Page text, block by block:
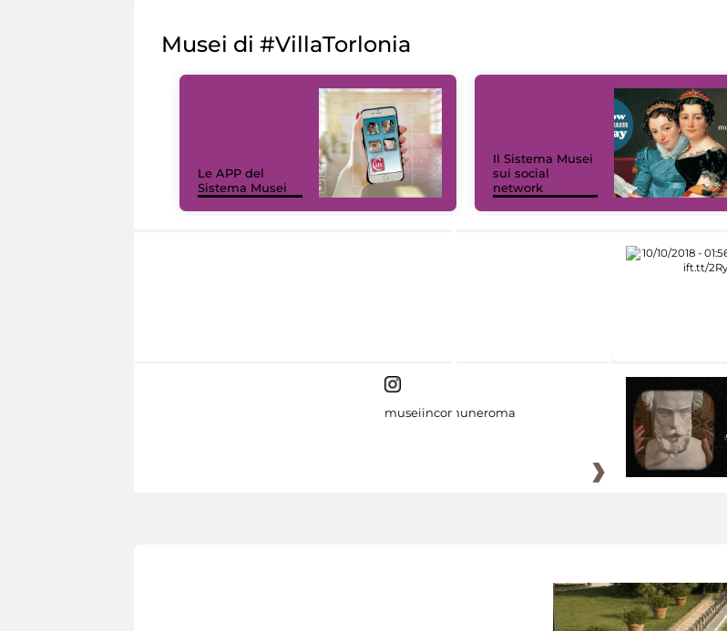
Musei di #VillaTorlonia
Le APP del
Sistema Musei
Il Sistema Musei
sui social
network
museiincomuneroma